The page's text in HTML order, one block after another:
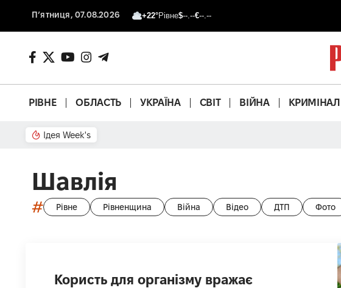
П’ятниця, 07.08.2026 +22°Рівне$--.--€--.--
РІВНЕ ОБЛАСТЬ УКРАЇНА СВІТ ВІЙНА КРИМІНАЛ
Ідея Week's
Шавлія
# Рівне Рівненщина Війна Відео ДТП Фото
Користь для організму вражає